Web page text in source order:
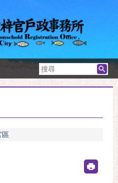
搜
尋
區